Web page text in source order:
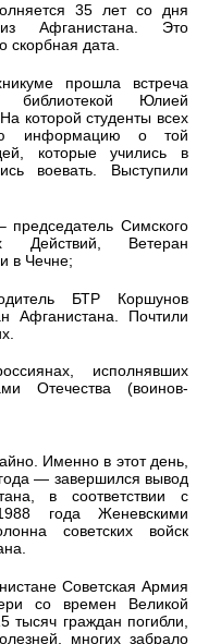
35 лет со дня
Афганистана. Это
скорбная дата.
прошла встреча
библиотекой Юлией
которой студенты всех
информацию о той
которые учились в
воевать. Выступили
председатель Симского
Действий, Ветеран
в Чечне;
БТР Коршунов
Афганистана. Почтили
исполнявших
Отечества (воинов-
Именно в этот день,
— завершился вывод
в соответствии с
года Женевскими
советских войск
Советская Армия
со времен Великой
граждан погибли,
многих забрало